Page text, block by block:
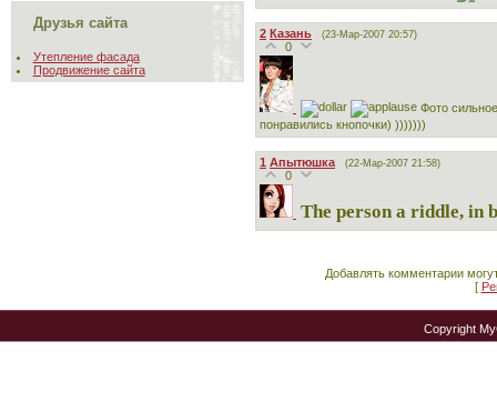
Друзья сайта
Утепление фасада
Продвижение сайта
2 Казань (23-Мар-2007 20:57)
0
Фото
понравились кнопочки) )))))))
1 Апытюшка (22-Мар-2007 21:58)
0
The person a riddle, in
Добавлять комментарии
[
Copyright